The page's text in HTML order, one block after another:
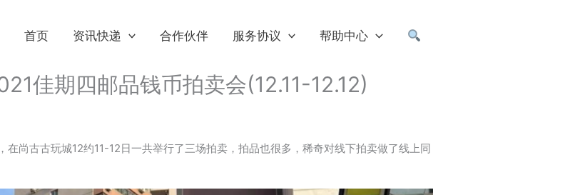
首页 资讯快递 合作伙伴 服务协议 帮助中心
佳期四邮品钱币拍卖会(12.11-12.12)
在尚古古玩城12约11-12日一共举行了三场拍卖，拍品也很多，稀奇对线下拍卖做了线上同